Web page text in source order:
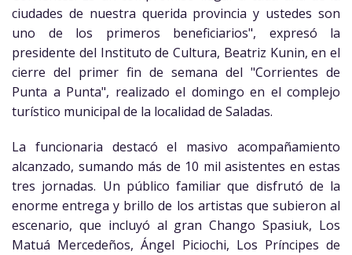
ciudades de nuestra querida provincia y ustedes son
uno de los primeros beneficiarios", expresó la
presidente del Instituto de Cultura, Beatriz Kunin, en el
cierre del primer fin de semana del "Corrientes de
Punta a Punta", realizado el domingo en el complejo
turístico municipal de la localidad de Saladas.
La funcionaria destacó el masivo acompañamiento
alcanzado, sumando más de 10 mil asistentes en estas
tres jornadas. Un público familiar que disfrutó de la
enorme entrega y brillo de los artistas que subieron al
escenario, que incluyó al gran Chango Spasiuk, Los
Matuá Mercedeños, Ángel Piciochi, Los Príncipes de